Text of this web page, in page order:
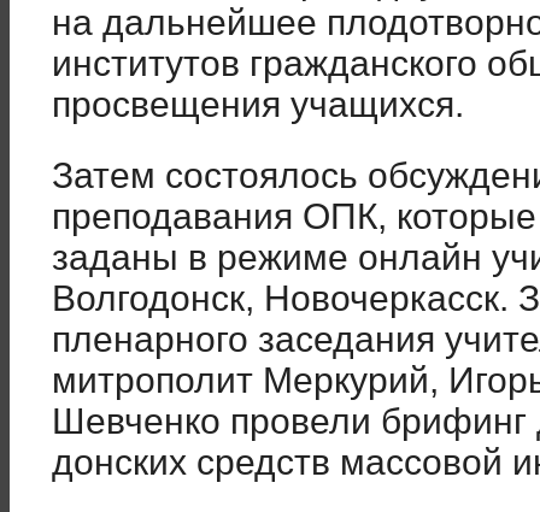
на дальнейшее
институтов гражданского
просвещения учащихся.
Затем состоялось
преподавания ОПК,
заданы в режиме онлайн
Волгодонск, Новочеркасск.
пленарного заседания
митрополит Меркурий,
Шевченко провели брифинг
донских средств массовой